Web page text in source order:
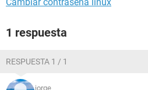
1 respuesta
RESPUESTA 1 / 1
jorge